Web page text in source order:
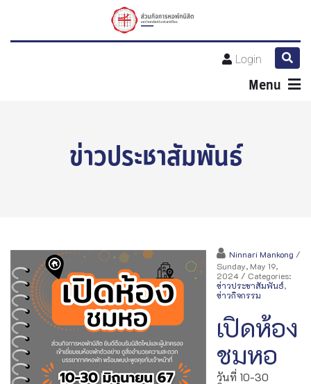
Login
Menu
ข่าวประชาสัมพันธ์
Ninnari Mankong /
Sunday, May 19,
2024 / Categories:
ข่าวประชาสัมพันธ์,
ข่าวกิจกรรม
เปิดห้อง
ชมหอ
วันที่ 10-30